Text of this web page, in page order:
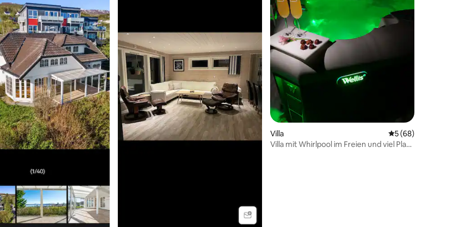
Villa Durchschnittliche
5 (68)
Villa mit Whirlpool im Freien und viel Platz